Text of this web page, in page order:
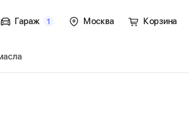
Гараж 1 Москва Корзина